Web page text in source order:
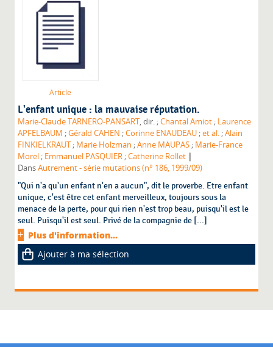
Article
L'enfant unique : la mauvaise réputation.
Marie-Claude TARNERO-PANSART , dir. ;Chantal Amiot ; Laurence
APFELBAUM ;Gérald CAHEN ;Corinne ENAUDEAU ;et al. ;Alain
FINKIELKRAUT ; Marie Holzman ;Anne MAUPAS ; Marie-France
Morel ; Emmanuel PASQUIER ;Catherine Rollet |
DansAutrement - série mutations (n° 186, 1999/09)
"Qui n'a qu'un enfant n'en a aucun", dit le proverbe. Etre enfant
unique, c'est être cet enfant merveilleux, toujours sous la
menace de la perte, pour qui rien n'est trop beau, puisqu'il est le
seul. Puisqu'il est seul. Privé de la compagnie de [...]
Plus d'information...
Ajouter à ma sélection